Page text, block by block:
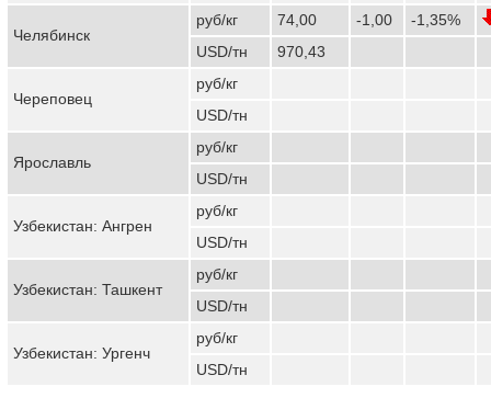
Челябинск
руб/кг 74,00 -1,00
-1,35%
USD/тн
970,43
Череповец
руб/кг
USD/тн
Ярославль
руб/кг
USD/тн
Узбекистан: Ангрен
руб/кг
USD/тн
Узбекистан: Ташкент
руб/кг
USD/тн
Узбекистан: Ургенч
руб/кг
USD/тн